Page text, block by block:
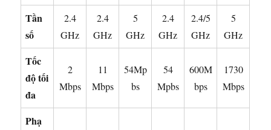
Tần
số
2.4
GHz
2.4
GHz
5
GHz
2.4
GHz
2.4/5
GHz
5
GHz
Tốc
độ tối
đa
2
Mbps
11
Mbps
54Mp
bs
54
Mpbs
600M
bps
1730
Mbps
Phạ